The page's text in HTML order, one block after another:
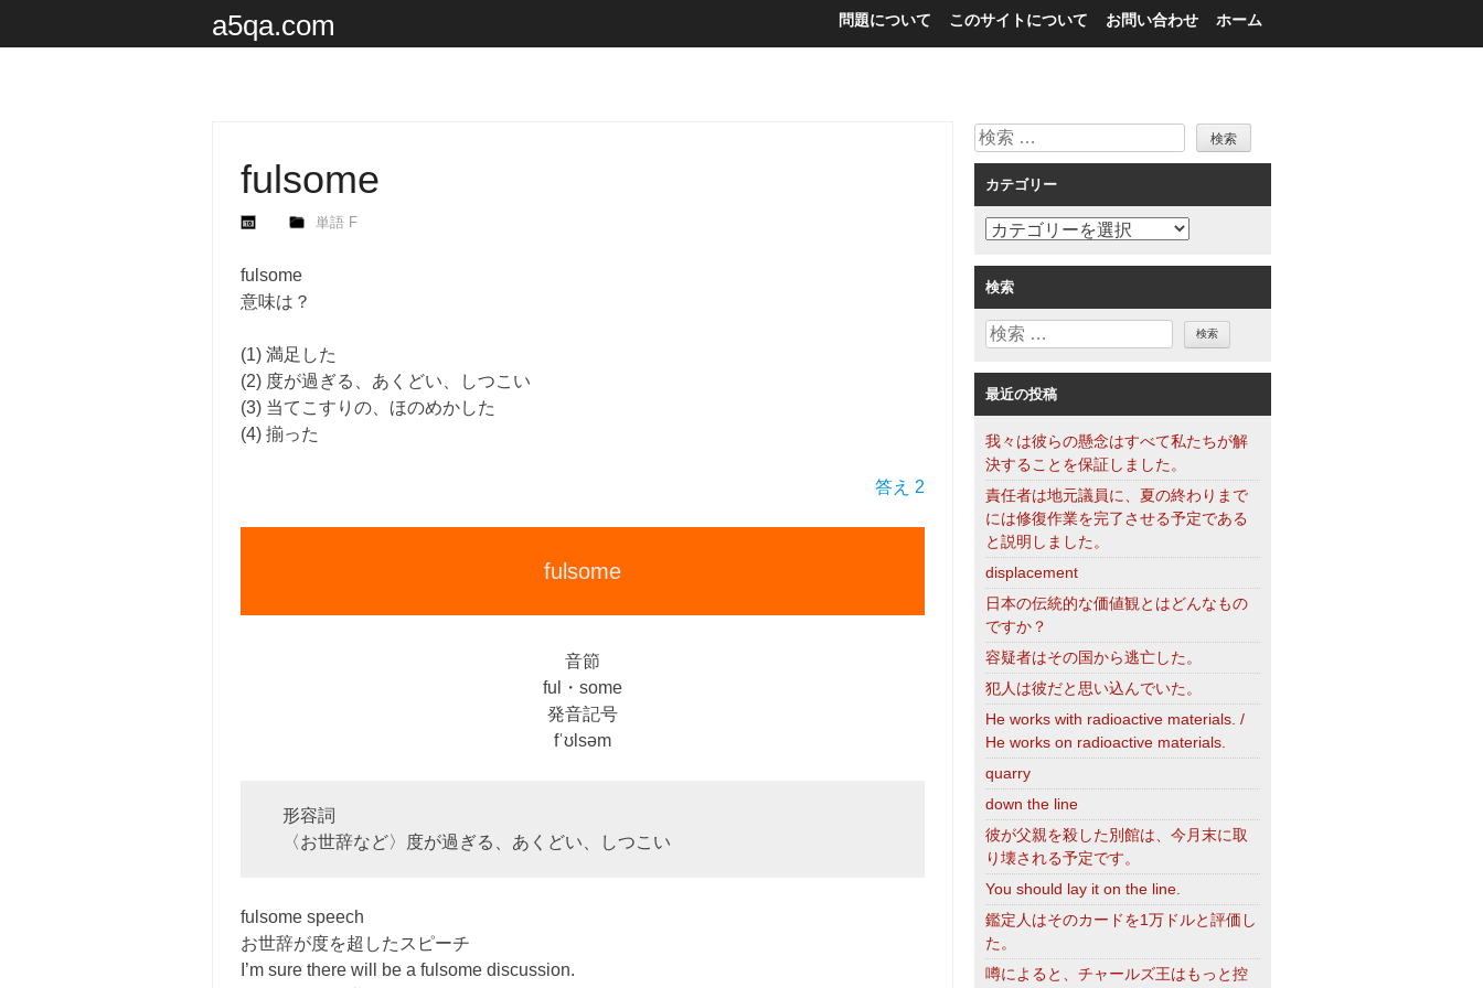
a5qa.com ホーム
お問い合わせ
このサイトについて
問題について
fulsome
単語 F
fulsome
意味は？
(1) 満足した
(2) 度が過ぎる、あくどい、しつこい
(3) 当てこすりの、ほのめかした
(4) 揃った
答え 2
fulsome
音節
ful・some
発音記号
fˈʊlsəm
形容詞
〈お世辞など〉度が過ぎる、あくどい、しつこい
fulsome speech
お世辞が度を超したスピーチ
I’m sure there will be a fulsome discussion.
検
索
カテゴリー
カ
ゴ
リ
ー
検索
検
最近の投稿
我々は彼らの懸念はすべて私たちが解
決することを保証しました。
責任者は地元議員に、夏の終わりまで
には修復作業を完了させる予定である
と説明しました。
displacement
日本の伝統的な価値観とはどんなもの
ですか？
容疑者はその国から逃亡した。
犯人は彼だと思い込んでいた。
He works with radioactive materials. /
He works on radioactive materials.
quarry
down the line
彼が父親を殺した別館は、今月末に取
り壊される予定です。
You should lay it on the line.
鑑定人はそのカードを1万ドルと評価し
た。
噂によると、チャールズ王はもっと控